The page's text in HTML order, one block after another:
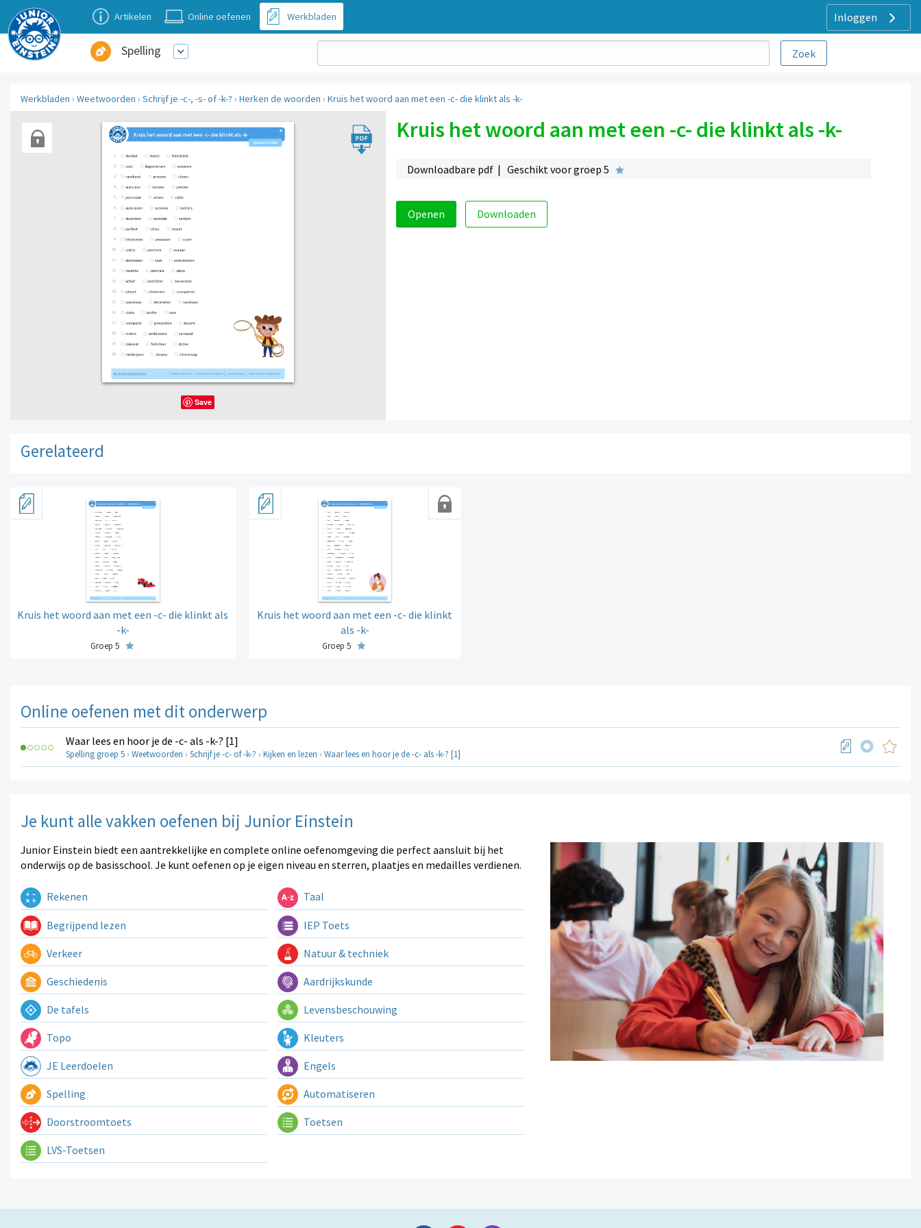
Inloggen
Artikelen Online oefenen Werkbladen
Spelling
Werkbladen › Weetwoorden › Schrijf je -c-, -s- of -k-? › Herken de woorden › Kruis het woord aan met een -c- die klinkt als -k-
Kruis het woord aan met een -c- die klinkt als -k-
Downloadbare pdf | Geschikt voor groep 5
Openen Downloaden
Save
Gerelateerd
Kruis het woord aan met een -c- die klinkt als
-k-
Groep 5
Kruis het woord aan met een -c- die klinkt
als -k-
Groep 5
Online oefenen met dit onderwerp
Waar lees en hoor je de -c- als -k-? [1]
Spelling groep 5 › Weetwoorden › Schrijf je -c- of -k-? › Kijken en lezen › Waar lees en hoor je de -c- als -k-? [1]
Je kunt alle vakken oefenen bij Junior Einstein
Junior Einstein biedt een aantrekkelijke en complete online oefenomgeving die perfect aansluit bij het
onderwijs op de basisschool. Je kunt oefenen op je eigen niveau en sterren, plaatjes en medailles verdienen.
Rekenen Taal
Begrijpend lezen IEP Toets
Verkeer Natuur & techniek
Geschiedenis Aardrijkskunde
De tafels Levensbeschouwing
Topo Kleuters
JE Leerdoelen Engels
Spelling Automatiseren
Doorstroomtoets Toetsen
LVS-Toetsen